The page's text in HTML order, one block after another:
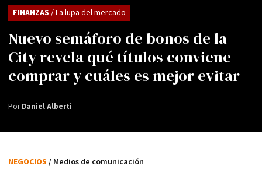
Nuevo semáforo de bonos de la
City revela qué títulos conviene
comprar y cuáles es mejor evitar
FINANZAS / La lupa del mercado
PorDaniel Alberti
NEGOCIOS / Medios de comunicación